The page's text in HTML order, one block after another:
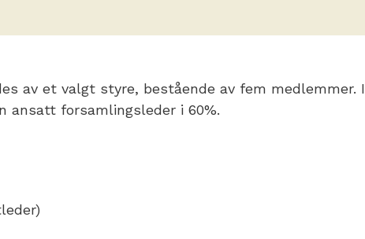
av et valgt styre, bestående av fem medlemmer. I
ansatt forsamlingsleder i 60%.